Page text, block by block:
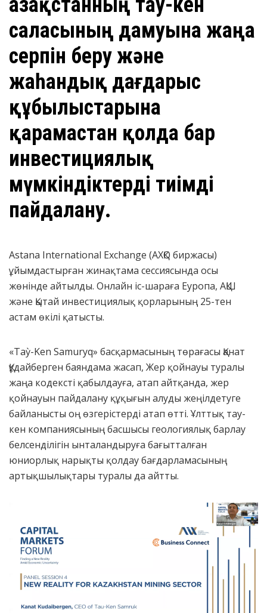
саласының дамуына жаңа
серпін беру және
жаһандық дағдарыс
құбылыстарына
қарамастан қолда бар
инвестициялық
мүмкіндіктерді тиімді
пайдалану.
Astana International Exchange (АХҚО биржасы)
ұйымдастырған жинақтама сессиясында осы
жөнінде айтылды. Онлайн іс-шараға Еуропа, АҚШ
және Қытай инвестициялық қорларының 25-тен
астам өкілі қатысты.
«Taỳ-Ken Samuryq» басқармасының төрағасы Қанат
Құдайберген баяндама жасап, Жер қойнауы туралы
жаңа кодексті қабылдауға, атап айтқанда, жер
қойнауын пайдалану құқығын алуды жеңілдетуге
байланысты оң өзгерістерді атап өтті. Ұлттық тау-
кен компаниясының басшысы геологиялық барлау
белсенділігін ынталандыруға бағытталған
юниорлық нарықты қолдау бағдарламасының
артықшылықтары туралы да айтты.